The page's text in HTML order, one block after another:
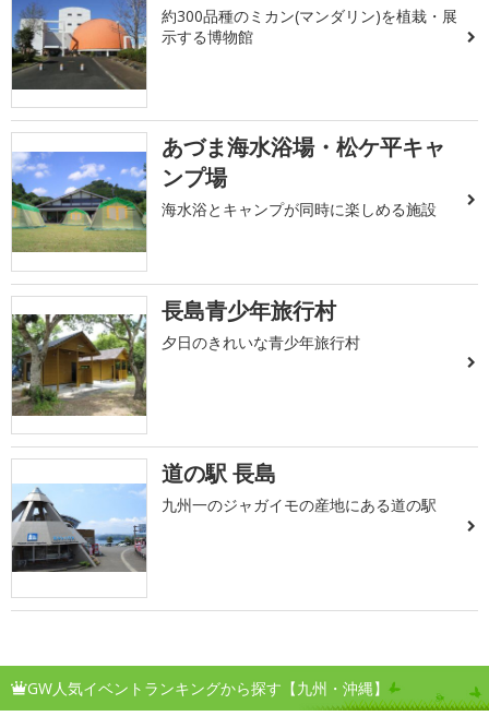
約300品種のミカン(マンダリン)を植栽・展
示する博物館
あづま海水浴場・松ケ平キャ
ンプ場
海水浴とキャンプが同時に楽しめる施設
長島青少年旅行村
夕日のきれいな青少年旅行村
道の駅 長島
九州一のジャガイモの産地にある道の駅
GW人気イベントランキングから探す【九州・沖縄】